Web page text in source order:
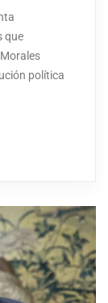
que
política